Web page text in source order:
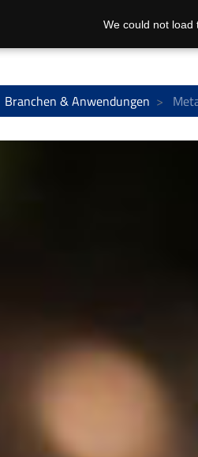
Branchen & Anwendungen
We could not load